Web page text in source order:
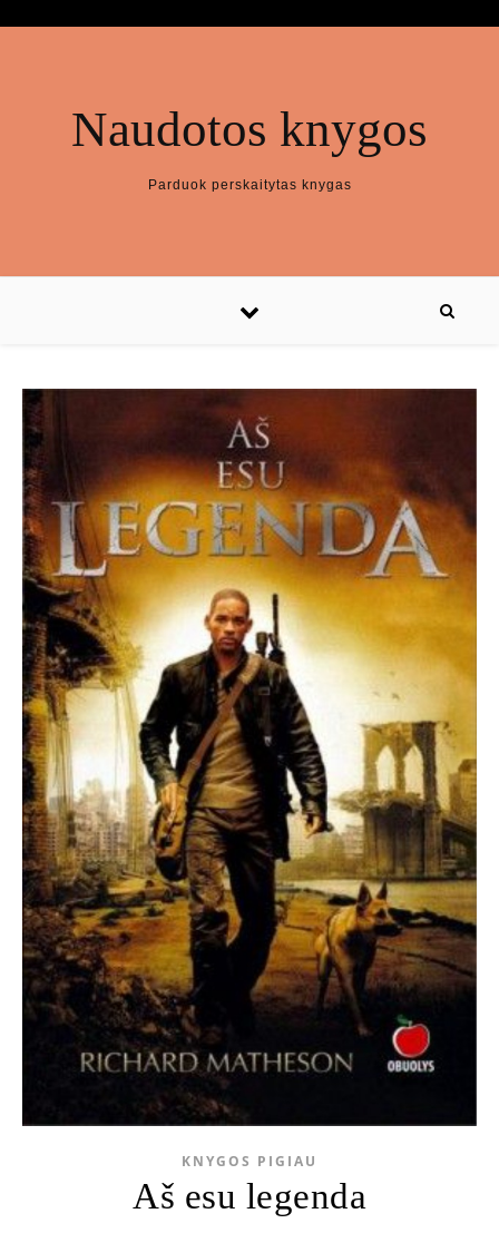
Naudotos knygos
Parduok perskaitytas knygas
KNYGOS PIGIAU
Aš esu legenda